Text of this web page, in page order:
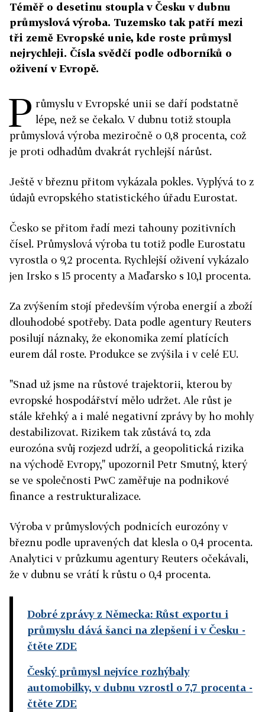
Téměř o desetinu stoupla v Česku v dubnu
průmyslová výroba. Tuzemsko tak patří mezi
tři země Evropské unie, kde roste průmysl
nejrychleji. Čísla svědčí podle odborníků o
oživení v Evropě.
P růmyslu v Evropské unii se daří podstatně
lépe, než se čekalo. V dubnu totiž stoupla
průmyslová výroba meziročně o 0,8 procenta, což
je proti odhadům dvakrát rychlejší nárůst.
Ještě v březnu přitom vykázala pokles. Vyplývá to z
údajů evropského statistického úřadu Eurostat.
Česko se přitom řadí mezi tahouny pozitivních
čísel. Průmyslová výroba tu totiž podle Eurostatu
vyrostla o 9,2 procenta. Rychlejší oživení vykázalo
jen Irsko s 15 procenty a Maďarsko s 10,1 procenta.
Za zvýšením stojí především výroba energií a zboží
dlouhodobé spotřeby. Data podle agentury Reuters
posilují náznaky, že ekonomika zemí platících
eurem dál roste. Produkce se zvýšila i v celé EU.
"Snad už jsme na růstové trajektorii, kterou by
evropské hospodářství mělo udržet. Ale růst je
stále křehký a i malé negativní zprávy by ho mohly
destabilizovat. Rizikem tak zůstává to, zda
eurozóna svůj rozjezd udrží, a geopolitická rizika
na východě Evropy," upozornil Petr Smutný, který
se ve společnosti PwC zaměřuje na podnikové
finance a restrukturalizace.
Výroba v průmyslových podnicích eurozóny v
březnu podle upravených dat klesla o 0,4 procenta.
Analytici v průzkumu agentury Reuters očekávali,
že v dubnu se vrátí k růstu o 0,4 procenta.
Dobré zprávy z Německa: Růst exportu i
průmyslu dává šanci na zlepšení i v Česku -
čtěte ZDE
Český průmysl nejvíce rozhýbaly
automobilky, v dubnu vzrostl o 7,7 procenta -
čtěte ZDE